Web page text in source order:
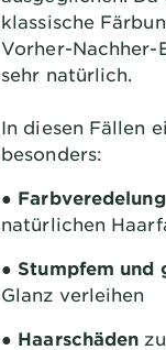
klassische
Vorher-Nachher-
sehr natürlich.
In diesen Fällen
besonders:
● Farbveredelung
natürlichen
● Stumpfem und
Glanz verleihen
● Haarschäden